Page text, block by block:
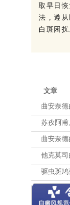
取早日
法，遵
白斑困扰
文章
曲安奈
苏孜阿
曲安奈德
他克莫司
驱虫斑